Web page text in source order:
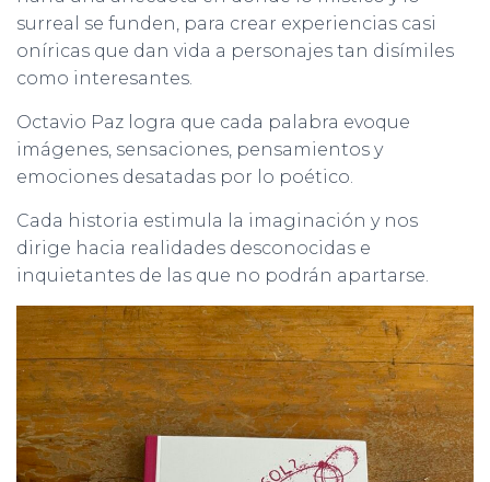
surreal se funden, para crear experiencias casi
oníricas que dan vida a personajes tan disímiles
como interesantes.
Octavio Paz logra que cada palabra evoque
imágenes, sensaciones, pensamientos y
emociones desatadas por lo poético.
Cada historia estimula la imaginación y nos
dirige hacia realidades desconocidas e
inquietantes de las que no podrán apartarse.